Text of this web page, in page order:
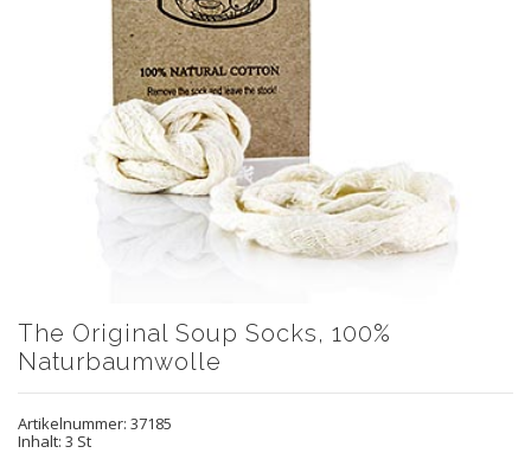
The Original Soup Socks, 100%
Naturbaumwolle
Artikelnummer: 37185
Inhalt: 3 St